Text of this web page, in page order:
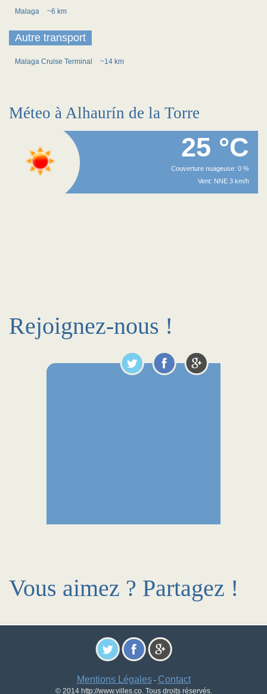
Malaga ~6 km
Autre transport
Malaga Cruise Terminal ~14 km
Méteo à Alhaurín de la Torre
25 °C
Couverture nuageuse: 0 %
Vent: NNE 3 km/h
Rejoignez-nous !
Vous aimez ? Partagez !
Mentions Légales- Contact
© 2014 http://www.villes.co. Tous droits réservés.